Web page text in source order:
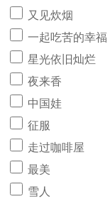
又见炊烟
一起吃苦的幸福
星光依旧灿烂
夜来香
中国娃
征服
走过咖啡屋
最美
雪人